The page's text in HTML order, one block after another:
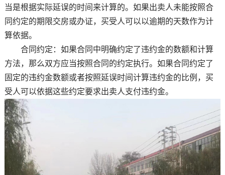
当是根据实际延误的时间来计算的。如果出卖人未能按照合
同约定的期限交房或办证，买受人可以以逾期的天数作为计
算依据。
合同约定：如果合同中明确约定了违约金的数额和计算
方法，那么双方应当按照合同的约定执行。如果合同约定了
固定的违约金数额或者按照延误时间计算违约金的比例，买
受人可以依据这些约定要求出卖人支付违约金。